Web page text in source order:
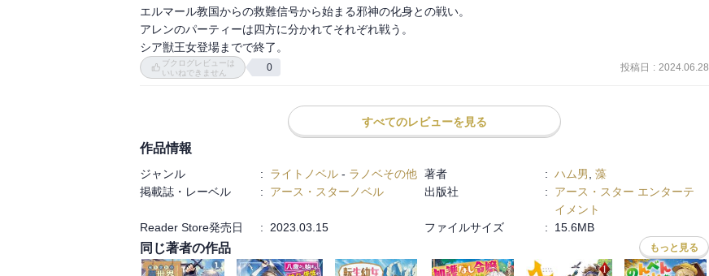
エルマール教国からの救難信号から始まる邪神の化身との戦い。
アレンのパーティーは四方に分かれてそれぞれ戦う。
シア獣王女登場までで終了。
ブクログレビューは
いいねできません
0 投稿日 : 2024.06.28
すべてのレビューを見る
作品情報
ジャンル : ライトノベル - ラノベその他 著者 : ハム男, 藻
掲載誌・レーベル
: アース・スターノベル 出版社 :
アース・スター エンターテ
イメント
Reader Store発売日
: 2023.03.15 ファイルサイズ : 15.6MB
同じ著者の作品 もっと見る